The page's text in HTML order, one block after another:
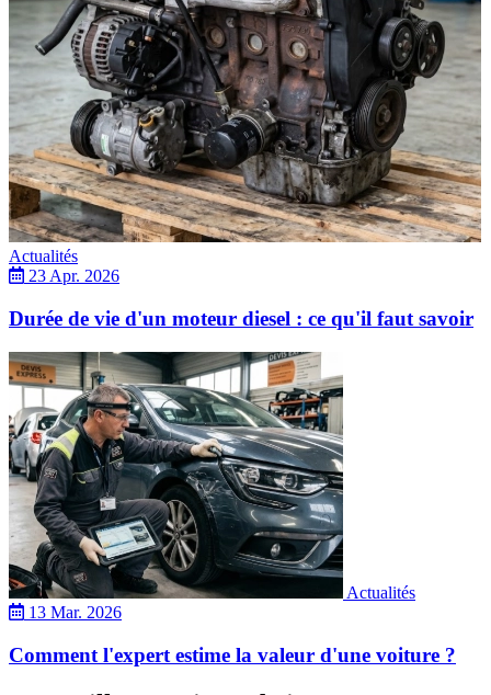
Actualités
23 Apr. 2026
Durée de vie d'un moteur diesel : ce qu'il faut savoir
Actualités
13 Mar. 2026
Comment l'expert estime la valeur d'une voiture ?